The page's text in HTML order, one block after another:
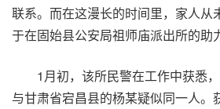
联系。而在这漫长的时间里，家人从
于在固始县公安局祖师庙派出所的助
1月初，该所民警在工作中获悉
与甘肃省宕昌县的杨某疑似同一人。